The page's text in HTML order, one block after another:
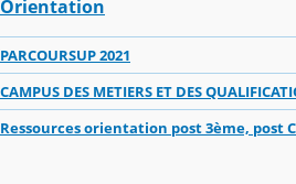
Orientation
PARCOURSUP 2021
CAMPUS DES METIERS ET DES
Ressources orientation post 3ème, post